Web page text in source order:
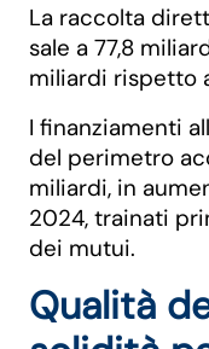
La raccolta
sale a 77,8
miliardi rispetto
I finanziamenti
del perimetro
miliardi, in
2024, trainati
dei mutui.
Qualità